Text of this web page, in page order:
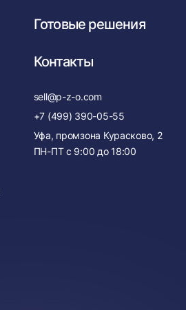
Готовые решения
Контакты
sell@p-z-o.com
+7 (499) 390-05-55
Уфа, промзона Курасково, 2
ПН-ПТ с 9:00 до 18:00